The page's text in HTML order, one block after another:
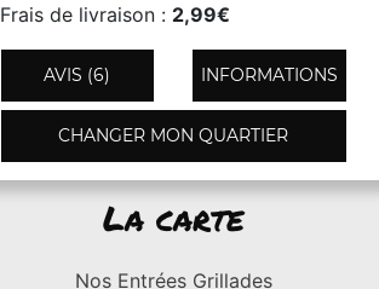
Frais de livraison : 2,99€
AVIS (6) INFORMATIONS
CHANGER MON QUARTIER
La carte
Nos Entrées Grillades